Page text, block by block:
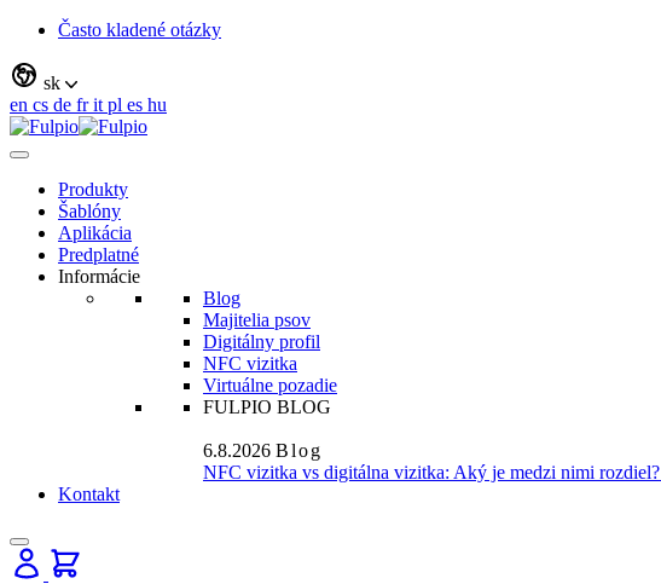
Často kladené otázky
sk
en cs de frit pl es hu
Produkty
Šablóny
Aplikácia
Predplatné
Informácie
Blog
Majitelia psov
Digitálny profil
NFC vizitka
Virtuálne pozadie
FULPIO BLOG
6.8.2026 Blog
NFC vizitka vs digitálna vizitka: Aký je medzi nimi rozdiel?
Kontakt